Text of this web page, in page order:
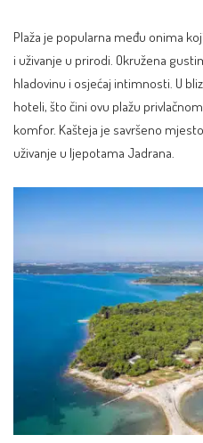
Plaža je popularna među onima
i uživanje u prirodi. Okružena
hladovinu i osjećaj intimnosti. U
hoteli, što čini ovu plažu
komfor. Kašteja je savršeno
uživanje u ljepotama Jadrana.